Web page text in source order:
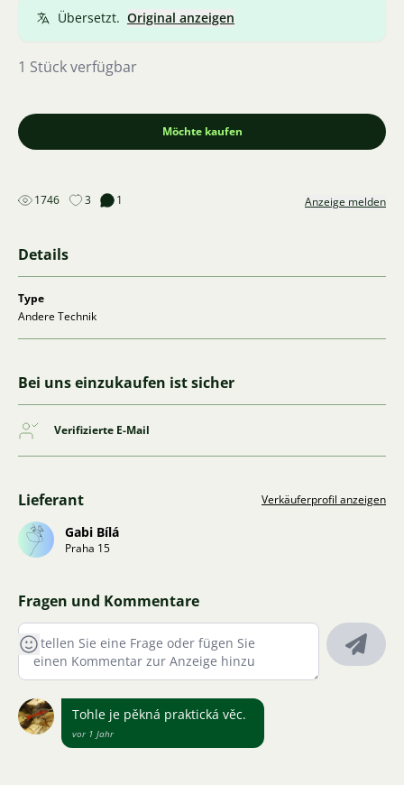
Übersetzt. Original anzeigen
1 Stück verfügbar
Möchte kaufen
1746 3 1 Anzeige melden
Details
Type
Andere Technik
Bei uns einzukaufen ist sicher
Verifizierte E-Mail
Lieferant Verkäuferprofil anzeigen
Gabi Bílá
Praha 15
Fragen und Kommentare
Tohle je pěkná praktická věc.
vor 1 Jahr